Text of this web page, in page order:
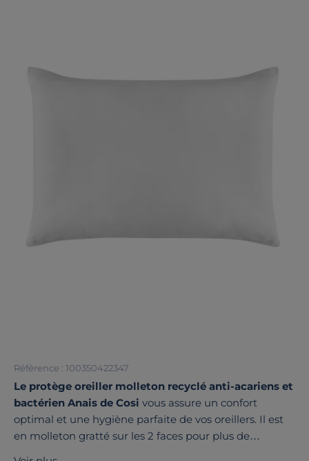
Référence : 100350422347
Le protège oreiller molleton recyclé anti-acariens et
bactérien Anais de Cosi vous assure un confort
optimal et une hygiène parfaite de vos oreillers. Il est
en molleton gratté sur les 2 faces pour plus de